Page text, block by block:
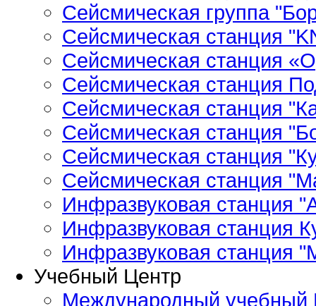
Сейсмическая группа
Сейсмическая станция
Сейсмическая станция
Сейсмическая станция
Сейсмическая станция
Сейсмическая станция
Сейсмическая станция
Сейсмическая станция
Инфразвуковая станция
Инфразвуковая станция
Инфразвуковая станция
Учебный Центр
Международный